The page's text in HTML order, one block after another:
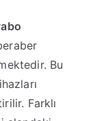
Bu
Farklı